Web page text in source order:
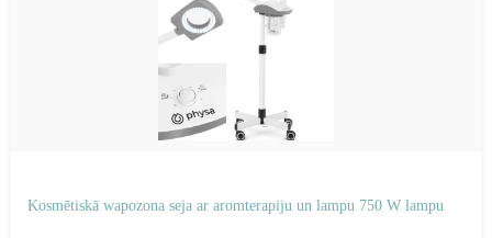
Kosmētiskā wapozona seja ar aromterapiju un lampu 750 W lampu